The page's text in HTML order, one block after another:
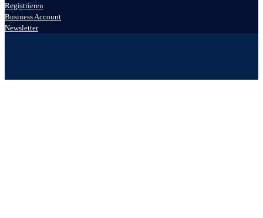
Registrieren
Business Account
Newsletter